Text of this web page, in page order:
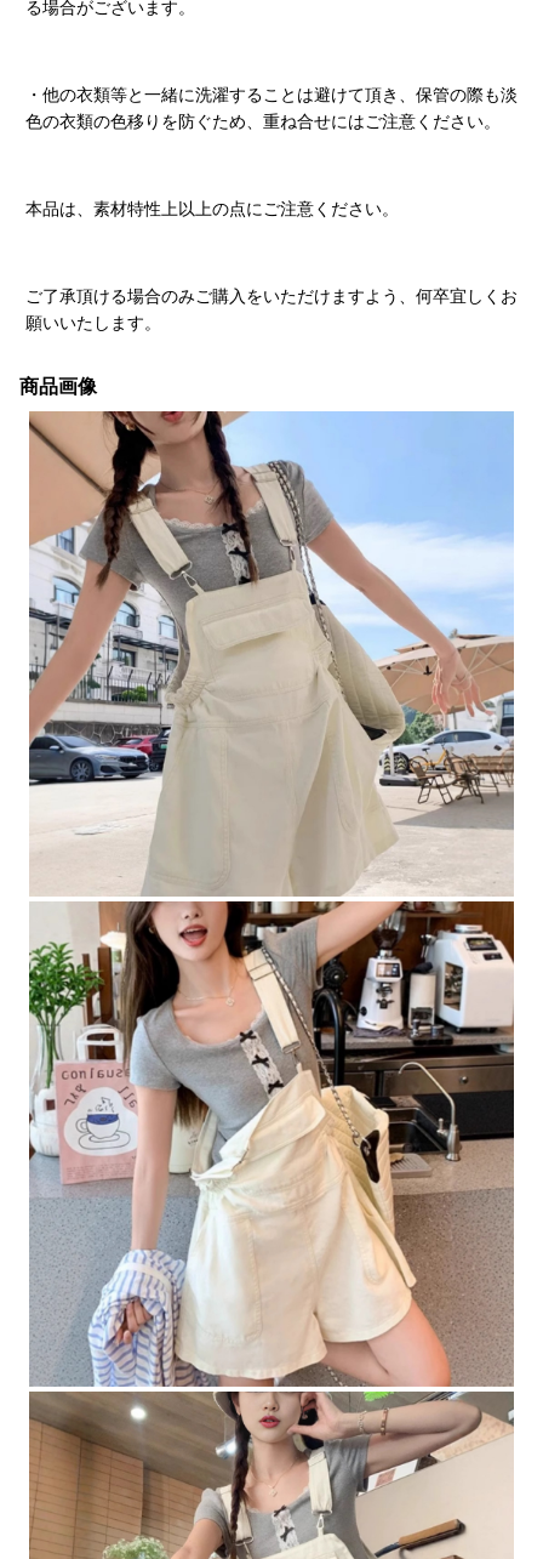
る場合がございます。
・他の衣類等と一緒に洗濯することは避けて頂き、保管の際も淡
色の衣類の色移りを防ぐため、重ね合せにはご注意ください。
本品は、素材特性上以上の点にご注意ください。
ご了承頂ける場合のみご購入をいただけますよう、何卒宜しくお
願いいたします。
商品画像